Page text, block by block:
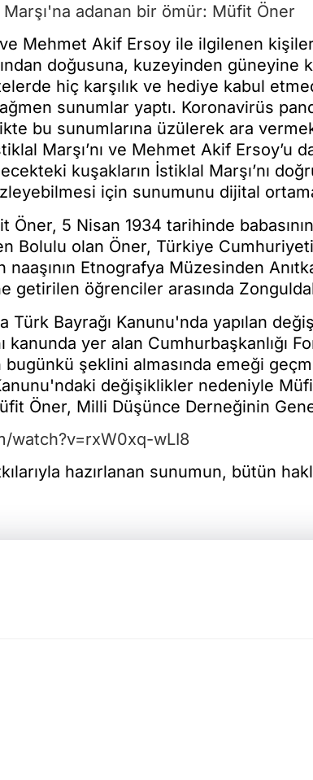
adanan bir ömür: Müfit Öner
Mehmet Akif Ersoy ile ilgilenen
doğusuna, kuzeyinden güneyine
hiç karşılık ve hediye kabul
sunumlar yaptı. Koronavirüs
bu sunumlarına üzülerek ara
Marşı’nı ve Mehmet Akif Ersoy’u
kuşakların İstiklal Marşı’nı
için sunumunu dijital
Öner, 5 Nisan 1934 tarihinde
Bolulu olan Öner, Türkiye
Etnografya Müzesinden
getirilen öğrenciler arasında
Türk Bayrağı Kanunu'nda yapılan
kanunda yer alan Cumhurbaşkanlığı
şeklini almasında emeği
değişiklikler nedeniyle
Öner, Milli Düşünce Derneğinin Genel
watch?v=rxW0xq-wLI8
hazırlanan sunumun, bütün